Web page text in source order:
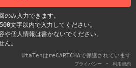
み入力できます。
文字以内で入力してください。
個人情報は書かないでください。
。
UtaTenはreCAPTCHAで保護されています
プライバシー - 利用契約